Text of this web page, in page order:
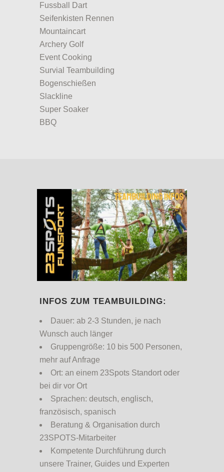
Fussball Dart
Seifenkisten Rennen
Mountaincart
Archery Golf
Event Cooking
Survial Teambuilding
Bogenschießen
Slackline
Super Soaker
BBQ
INFOS ZUM TEAMBUILDING:
Dauer: ab 2-3 Stunden, je nach
Wunsch auch länger
Gruppengröße: 10 bis 500 Personen,
mehr auf Anfrage
Ort: an einem 23Spots Standort oder
bei dir vor Ort
Sprachen: deutsch, englisch,
französisch, spanisch
Beratung & Organisation durch
23SPOTS-Mitarbeiter
Kompetente Durchführung durch
unsere Trainer, Guides und Experten